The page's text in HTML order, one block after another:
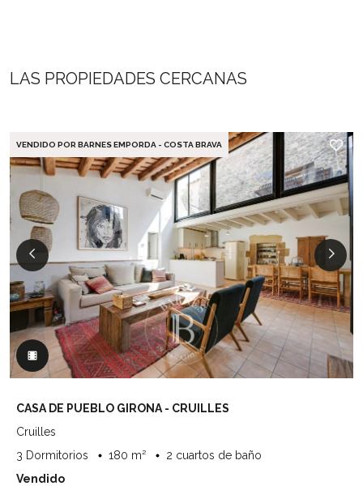
LAS PROPIEDADES CERCANAS
VENDIDO POR BARNES EMPORDA - COSTA BRAVA
CASA DE PUEBLO GIRONA - CRUILLES
Cruilles
3 Dormitorios
180 m²
2 cuartos de baño
Vendido